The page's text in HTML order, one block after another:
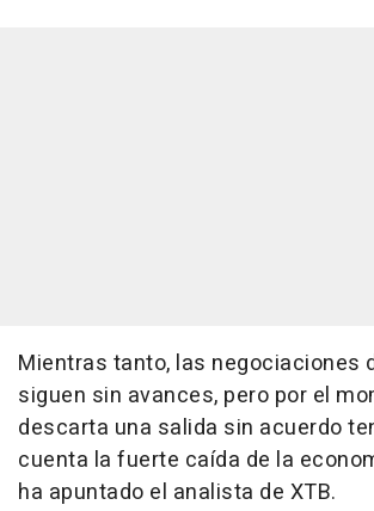
Mientras tanto, las negociaciones
siguen sin avances, pero por el
descarta una salida sin acuerdo
cuenta la fuerte caída de la
ha apuntado el analista de XTB.